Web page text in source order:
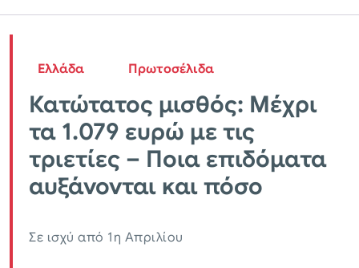
Ελλάδα Πρωτοσέλιδα
Κατώτατος μισθός: Μέχρι
τα 1.079 ευρώ με τις
τριετίες – Ποια επιδόματα
αυξάνονται και πόσο
Σε ισχύ από 1η Απριλίου